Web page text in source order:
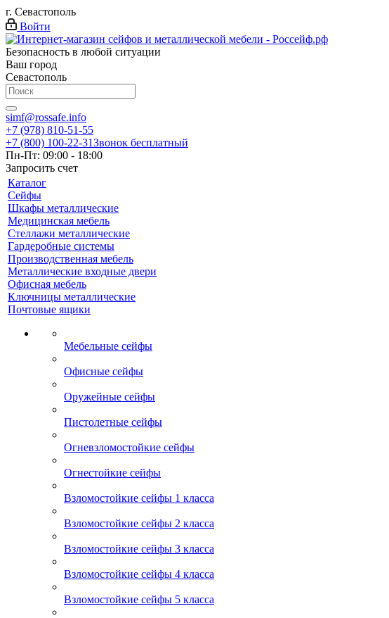
г. Севастополь
Войти
Безопасность в любой ситуации
Ваш город
Севастополь
simf@rossafe.info
+7 (978) 810-51-55
+7 (800) 100-22-31Звонок бесплатный
Пн-Пт: 09:00 - 18:00
Запросить счет
Каталог
Сейфы
Шкафы металлические
Медицинская мебель
Стеллажи металлические
Гардеробные системы
Производственная мебель
Металлические входные двери
Офисная мебель
Ключницы металлические
Почтовые ящики
Мебельные сейфы
Офисные сейфы
Оружейные сейфы
Пистолетные сейфы
Огневзломостойкие сейфы
Огнестойкие сейфы
Взломостойкие сейфы 1 класса
Взломостойкие сейфы 2 класса
Взломостойкие сейфы 3 класса
Взломостойкие сейфы 4 класса
Взломостойкие сейфы 5 класса